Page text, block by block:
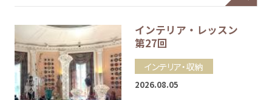
インテリア・レッスン
第27回
インテリア・収納
2026.08.05